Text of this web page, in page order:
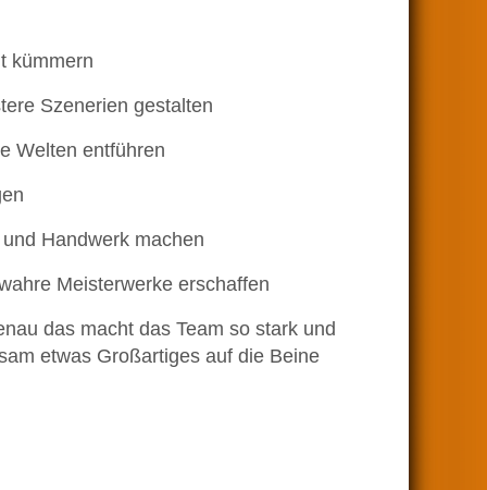
kümmern
Szenerien gestalten
Welten entführen
Handwerk machen
Meisterwerke erschaffen
das macht das Team so stark und
etwas Großartiges auf die Beine